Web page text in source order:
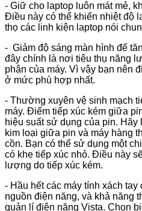
- Giữ cho laptop luôn mát mẻ,
Điều này có thể khiến nhiệt độ
thọ các linh kiện laptop nói
- Giảm độ sáng màn hình để
đây chính là nơi tiêu thụ năng
phận của máy. Vì vậy bạn nên
ở mức phù hợp nhất.
- Thường xuyên vệ sinh mạch
máy. Điểm tiếp xúc kém giữa
hiệu suất sử dụng của pin. Hãy
kim loại giữa pin và máy hàng
cồn. Bạn có thể sử dụng một
có khe tiếp xúc nhỏ. Điều này
lượng do tiếp xúc kém.
- Hầu hết các máy tính xách
nguồn điện năng, và khả năng
quản lí điện năng Vista. Chọn